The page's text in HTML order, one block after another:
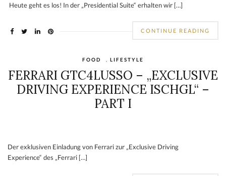
Heute geht es los! In der „Presidential Suite“ erhalten wir […]
CONTINUE READING
FOOD LIFESTYLE
FERRARI GTC4LUSSO – „EXCLUSIVE
DRIVING EXPERIENCE ISCHGL“ –
PART I
Der exklusiven Einladung von Ferrari zur „Exclusive Driving
Experience“ des „Ferrari […]